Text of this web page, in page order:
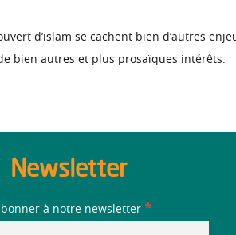
d’islam se cachent bien d’autres
bien autres et plus prosaïques intérêts.
Newsletter
à notre newsletter *